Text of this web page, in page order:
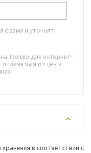
с вами и уточнят
только для интернет-
от цен в
в соответствии с